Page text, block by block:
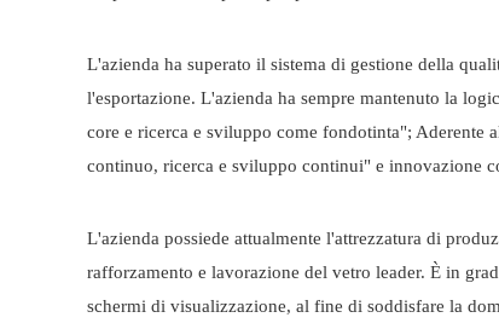
L'azienda ha superato il sistema di gestione della
l'esportazione. L'azienda ha sempre mantenuto la
core e ricerca e sviluppo come fondotinta"; Aderente
continuo, ricerca e sviluppo continui" e innovazione
L'azienda possiede attualmente l'attrezzatura di
rafforzamento e lavorazione del vetro leader. È in
schermi di visualizzazione, al fine di soddisfare la